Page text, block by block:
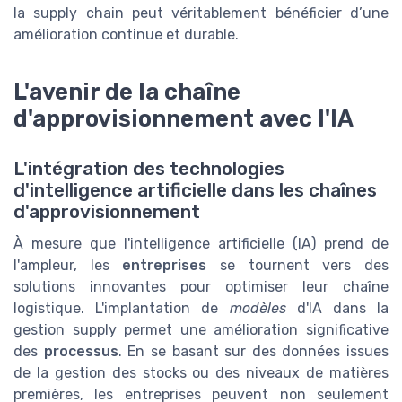
la supply chain peut véritablement bénéficier d’une
amélioration continue et durable.
L'avenir de la chaîne
d'approvisionnement avec l'IA
L'intégration des technologies
d'intelligence artificielle dans les chaînes
d'approvisionnement
À mesure que l'intelligence artificielle (IA) prend de
l'ampleur, les entreprises se tournent vers des
solutions innovantes pour optimiser leur chaîne
logistique. L'implantation de modèlesd'IA dans la
gestion supply permet une amélioration significative
des processus. En se basant sur des données issues
de la gestion des stocks ou des niveaux de matières
premières, les entreprises peuvent non seulement